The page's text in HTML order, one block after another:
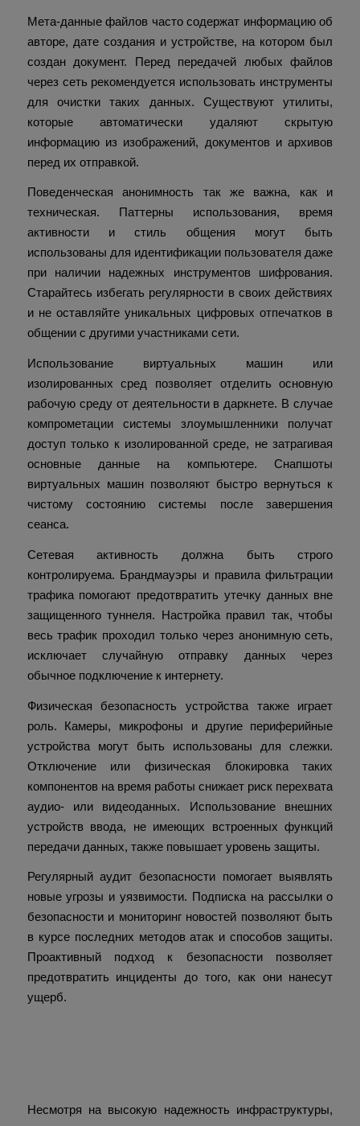
Мета-данные файлов часто содержат информацию об
авторе, дате создания и устройстве, на котором был
создан документ. Перед передачей любых файлов
через сеть рекомендуется использовать инструменты
для очистки таких данных. Существуют утилиты,
которые автоматически удаляют скрытую
информацию из изображений, документов и архивов
перед их отправкой.
Поведенческая анонимность так же важна, как и
техническая. Паттерны использования, время
активности и стиль общения могут быть
использованы для идентификации пользователя даже
при наличии надежных инструментов шифрования.
Старайтесь избегать регулярности в своих действиях
и не оставляйте уникальных цифровых отпечатков в
общении с другими участниками сети.
Использование виртуальных машин или
изолированных сред позволяет отделить основную
рабочую среду от деятельности в даркнете. В случае
компрометации системы злоумышленники получат
доступ только к изолированной среде, не затрагивая
основные данные на компьютере. Снапшоты
виртуальных машин позволяют быстро вернуться к
чистому состоянию системы после завершения
сеанса.
Сетевая активность должна быть строго
контролируема. Брандмауэры и правила фильтрации
трафика помогают предотвратить утечку данных вне
защищенного туннеля. Настройка правил так, чтобы
весь трафик проходил только через анонимную сеть,
исключает случайную отправку данных через
обычное подключение к интернету.
Физическая безопасность устройства также играет
роль. Камеры, микрофоны и другие периферийные
устройства могут быть использованы для слежки.
Отключение или физическая блокировка таких
компонентов на время работы снижает риск перехвата
аудио- или видеоданных. Использование внешних
устройств ввода, не имеющих встроенных функций
передачи данных, также повышает уровень защиты.
Регулярный аудит безопасности помогает выявлять
новые угрозы и уязвимости. Подписка на рассылки о
безопасности и мониторинг новостей позволяют быть
в курсе последних методов атак и способов защиты.
Проактивный подход к безопасности позволяет
предотвратить инциденты до того, как они нанесут
ущерб.
Несмотря на высокую надежность инфраструктуры,